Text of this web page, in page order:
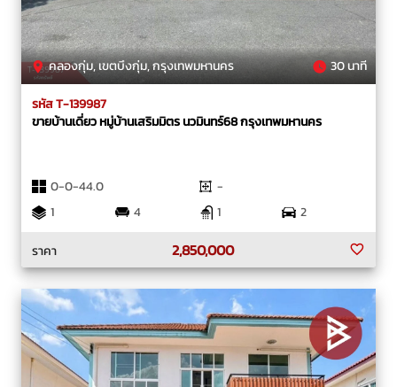
คลองกุ่ม, เขตบึงกุ่ม, กรุงเทพมหานคร 30 นาที
รหัส T-139987
ขายบ้านเดี่ยว หมู่บ้านเสริมมิตร นวมินทร์68 กรุงเทพมหานคร
0-0-44.0
-
1
4 1
2
ราคา
2,850,000